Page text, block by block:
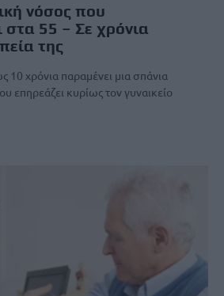
νόσος που
στα 55 – Σε χρόνια
της
10 χρόνια παραμένει μια σπάνια
επηρεάζει κυρίως τον γυναικείο